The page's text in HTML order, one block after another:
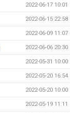
2022-06-17 10:01
2022-06-15 22:58
2022-06-09 11:07
2022-06-06 20:30
2022-05-31 10:00
2022-05-20 16:54
2022-05-20 10:00
2022-05-19 11:11